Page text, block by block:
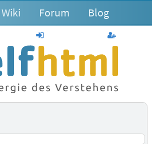
Wiki Forum Blog
anmelden